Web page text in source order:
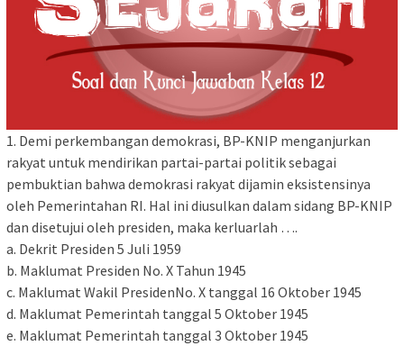
1. Demi perkembangan demokrasi, BP-KNIP menganjurkan
rakyat untuk mendirikan partai-partai politik sebagai
pembuktian bahwa demokrasi rakyat dijamin eksistensinya
oleh Pemerintahan RI. Hal ini diusulkan dalam sidang BP-KNIP
dan disetujui oleh presiden, maka kerluarlah ….
a. Dekrit Presiden 5 Juli 1959
b. Maklumat Presiden No. X Tahun 1945
c. Maklumat Wakil PresidenNo. X tanggal 16 Oktober 1945
d. Maklumat Pemerintah tanggal 5 Oktober 1945
e. Maklumat Pemerintah tanggal 3 Oktober 1945